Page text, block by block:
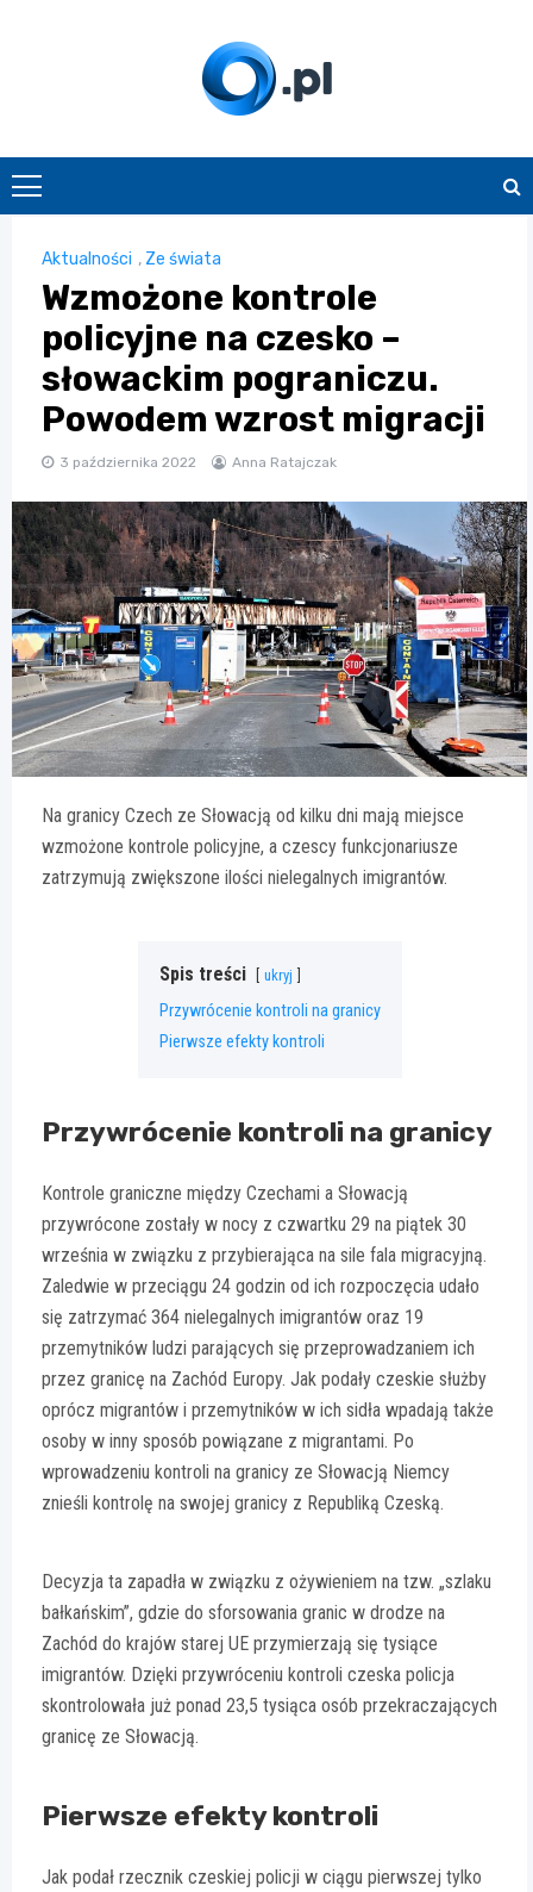
O.pl
Aktualności , Ze świata
Wzmożone kontrole
policyjne na czesko –
słowackim pograniczu.
Powodem wzrost migracji
3 października 2022 Anna Ratajczak
Na granicy Czech ze Słowacją od kilku dni mają miejsce
wzmożone kontrole policyjne, a czescy funkcjonariusze
zatrzymują zwiększone ilości nielegalnych imigrantów.
Spis treści ukryj
Przywrócenie kontroli na granicy
Pierwsze efekty kontroli
Przywrócenie kontroli na granicy
Kontrole graniczne między Czechami a Słowacją
przywrócone zostały w nocy z czwartku 29 na piątek 30
września w związku z przybierająca na sile fala migracyjną.
Zaledwie w przeciągu 24 godzin od ich rozpoczęcia udało
się zatrzymać 364 nielegalnych imigrantów oraz 19
przemytników ludzi parających się przeprowadzaniem ich
przez granicę na Zachód Europy. Jak podały czeskie służby
oprócz migrantów i przemytników w ich sidła wpadają także
osoby w inny sposób powiązane z migrantami. Po
wprowadzeniu kontroli na granicy ze Słowacją Niemcy
znieśli kontrolę na swojej granicy z Republiką Czeską.
Decyzja ta zapadła w związku z ożywieniem na tzw. „szlaku
bałkańskim”, gdzie do sforsowania granic w drodze na
Zachód do krajów starej UE przymierzają się tysiące
imigrantów. Dzięki przywróceniu kontroli czeska policja
skontrolowała już ponad 23,5 tysiąca osób przekraczających
granicę ze Słowacją.
Pierwsze efekty kontroli
Jak podał rzecznik czeskiej policji w ciągu pierwszej tylko